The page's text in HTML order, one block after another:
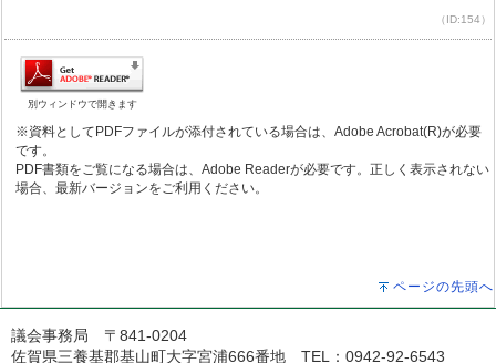
（ID:154）
別ウィンドウで開きます
※資料としてPDFファイルが添付されている場合は、Adobe Acrobat(R)が必要
です。
PDF書類をご覧になる場合は、Adobe Readerが必要です。正しく表示されない
場合、最新バージョンをご利用ください。
ページの先頭へ
議会事務局 〒841-0204
佐賀県三養基郡基山町大字宮浦666番地 TEL：0942-92-6543